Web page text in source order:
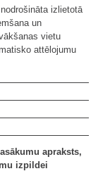
izlietotā
un
vietu
attēlojumu
apraksts,
izpildei